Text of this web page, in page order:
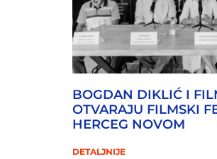
BOGDAN DIKLIĆ I
OTVARAJU FILMSKI
HERCEG NOVOM
DETALJNIJE